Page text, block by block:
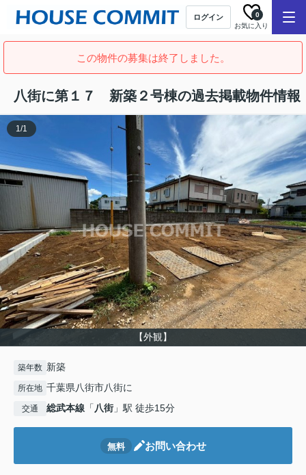
ログイン
お気に入り
0
この物件の募集は終了しました。
八街に第１７ 新築２号棟の過去掲載物件情報
【外観】
1/1
築年数 新築
所在地 千葉県八街市八街に
交通 総武本線 「八街」駅 徒歩15分
無料 お問い合わせ